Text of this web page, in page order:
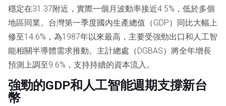
穩定在31.37附近，實際一個月波動率接近4.5%，低於多個
地區同業。台灣第一季度國內生產總值（GDP）同比大幅上
修至14.6%，為1987年以來最高，主要受強勁出口和人工智
能相關半導體需求推動。主計總處（DGBAS）將全年增長
預測上調至9.6%，支持持續的資本流入。
強勁的GDP和人工智能週期支撐新台
幣